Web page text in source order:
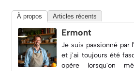
À propos Articles récents
Ermont
Je suis passionné par
et j'ai toujours été
opère lorsqu'on